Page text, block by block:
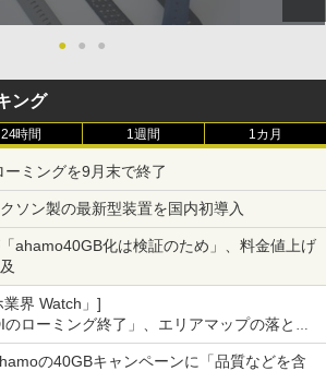
● ● ●
ング
24時間 1週間 1カ月
ミングを9月末で終了
ソン製の最新型装置を国内初導入
ahamo40GB化は検証のため」、料金値上げ
界 Watch」]
ローミング終了」、エリアマップの落とし
課題
の40GBキャンペーンに「品質などを含